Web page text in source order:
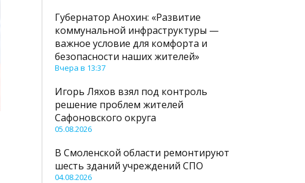
Губернатор Анохин: «Развитие
коммунальной инфраструктуры —
важное условие для комфорта и
безопасности наших жителей»
Вчера в 13:37
Игорь Ляхов взял под контроль
решение проблем жителей
Сафоновского округа
05.08.2026
В Смоленской области ремонтируют
шесть зданий учреждений СПО
04.08.2026